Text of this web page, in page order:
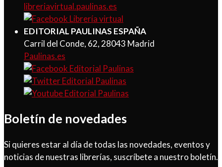
libreriavirtual.paulinas.es
EDITORIAL PAULINAS ESPAÑA
Carril del Conde, 62, 28043 Madrid
Paulinas.es
Boletín de novedades
Si quieres estar al día de todas las novedades, eventos y
noticias de nuestras librerías, suscríbete a nuestro boletín.